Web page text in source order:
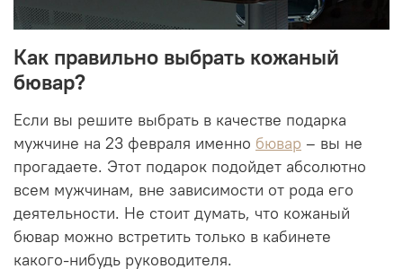
Как правильно выбрать кожаный
бювар?
Если вы решите выбрать в качестве подарка
мужчине на 23 февраля именно бювар – вы не
прогадаете. Этот подарок подойдет абсолютно
всем мужчинам, вне зависимости от рода его
деятельности. Не стоит думать, что кожаный
бювар можно встретить только в кабинете
какого-нибудь руководителя.